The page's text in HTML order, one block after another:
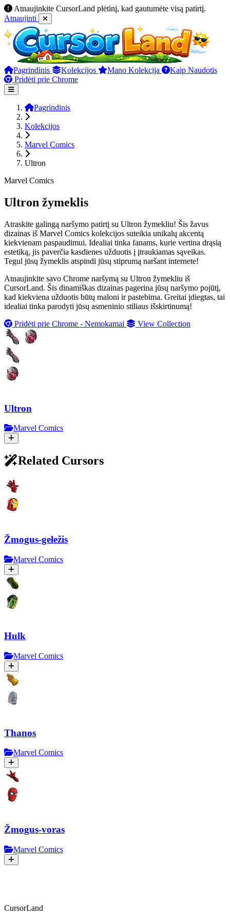
Atnaujinkite CursorLand plėtinį, kad gautumėte visą patirtį.
Atnaujinti
Pagrindinis Kolekcijos Mano Kolekcija
Kaip Naudotis
Pridėti prie Chrome
Pagrindinis
Kolekcijos
Marvel Comics
Ultron
Marvel Comics
Ultron žymeklis
Atraskite galingą naršymo patirtį su Ultron žymekliu! Šis žavus
dizainas iš Marvel Comics kolekcijos suteikia unikalų akcentą
kiekvienam paspaudimui. Idealiai tinka fanams, kurie vertina drąsią
estetiką, jis paverčia kasdienes užduotis į įtraukiamas sąveikas.
Tegul jūsų žymeklis atspindi jūsų stiprumą naršant internete!
Atnaujinkite savo Chrome naršymą su Ultron žymekliu iš
CursorLand. Šis dinamiškas dizainas pagerina jūsų naršymo pojūtį,
kad kiekviena užduotis būtų maloni ir pastebima. Greitai įdiegtas, tai
idealiai tinka parodyti jūsų asmeninio stiliaus išskirtinumą!
Pridėti prie Chrome - Nemokamai
View Collection
Ultron
Marvel Comics
Related Cursors
Žmogus-geležis
Marvel Comics
Hulk
Marvel Comics
Thanos
Marvel Comics
Žmogus-voras
Marvel Comics
CursorLand